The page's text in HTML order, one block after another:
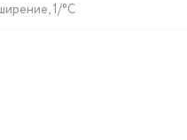
1/°C